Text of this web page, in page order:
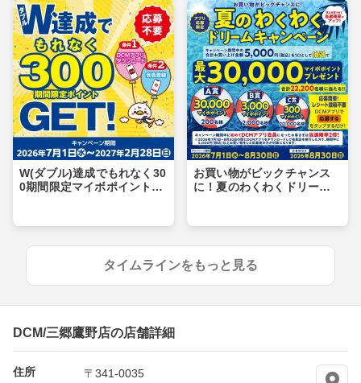
W(ダブル)達成でもれなく30
0期間限定マイボポイントG
お買い物がビックチャンス
に！夏のわくわくドリーム
タイムラインをもっと見る
DCM/三郷鷹野店の店舗詳細
住所
〒341-0035